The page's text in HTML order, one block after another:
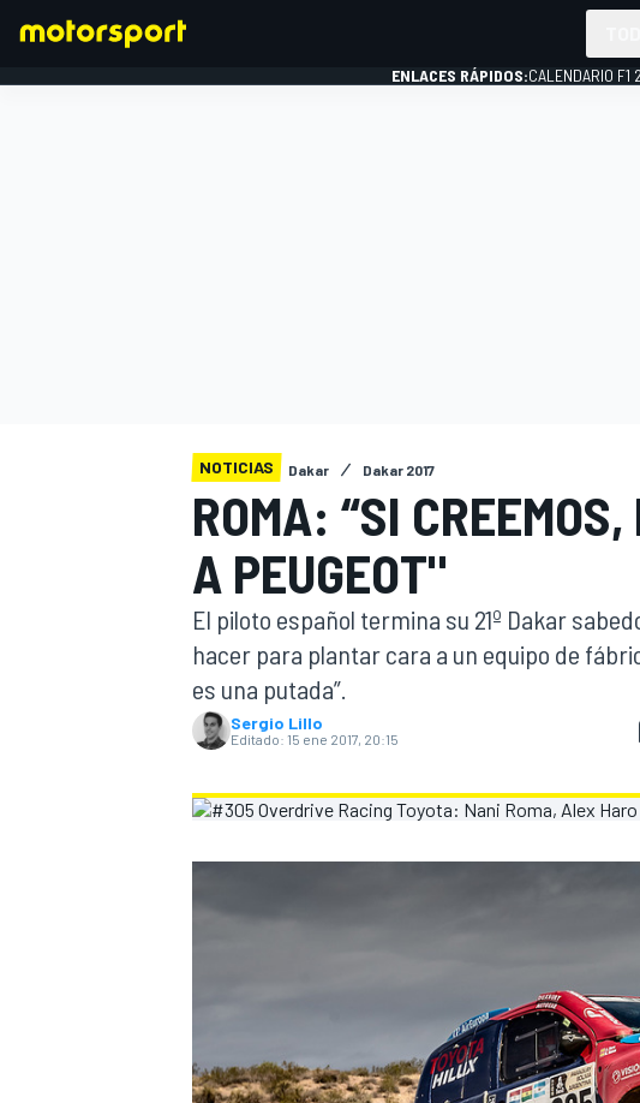
INDYCAR
ENLACES RÁPIDOS:CALENDARIO F1
NOTICIAS Dakar Dakar 2017
ROMA: “SI
A PEUGEOT"
El piloto español termina su 21º Dakar
hacer para plantar cara a un equipo de
es una putada”.
Sergio Lillo
Editado: 15 ene 2017, 20:15